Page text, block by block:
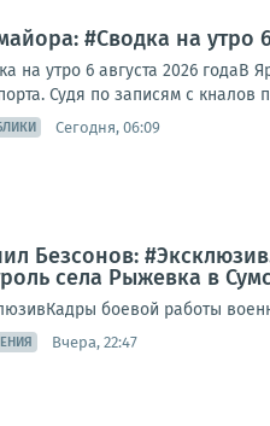
#Сводка на утро
на утро 6 августа 2026
Судя по записям с
Сегодня, 06:09
Безсонов:
села Рыжевка в
боевой работы
Вчера, 22:47